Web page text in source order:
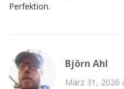
Perfektion.
Björn Ahl
März 31, 2026